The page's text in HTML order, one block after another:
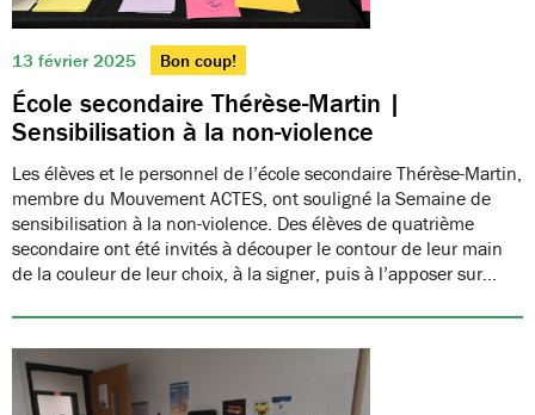
13 février 2025 Bon coup!
École secondaire Thérèse-Martin |
Sensibilisation à la non-violence
Les élèves et le personnel de l’école secondaire Thérèse-Martin,
membre du Mouvement ACTES, ont souligné la Semaine de
sensibilisation à la non-violence. Des élèves de quatrième
secondaire ont été invités à découper le contour de leur main
de la couleur de leur choix, à la signer, puis à l’apposer sur…